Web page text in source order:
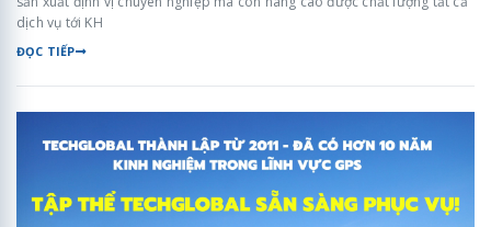
dịch vụ tới KH
ĐỌC TIẾP